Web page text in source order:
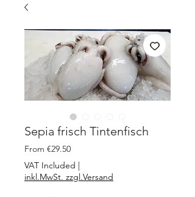
Sepia frisch Tintenfisch
From €29.50Sale
Price
VAT Included |
inkl.MwSt. zzgl.Versand